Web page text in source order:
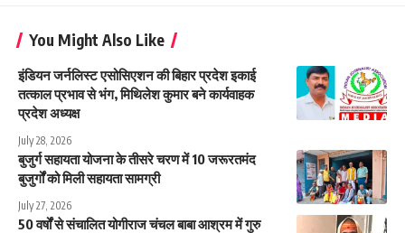
You Might Also Like
इंडियन जर्नलिस्ट एसोसिएशन की बिहार प्रदेश इकाई
तत्काल प्रभाव से भंग, मिथिलेश कुमार बने कार्यवाहक
प्रदेश अध्यक्ष
July 28, 2026
बुजुर्ग सहायता योजना के तीसरे चरण में 10 जरूरतमंद
बुजुर्गों को मिली सहायता सामग्री
July 27, 2026
50 वर्षों से संचालित योगीराज चंचल बाबा आश्रम में गुरु